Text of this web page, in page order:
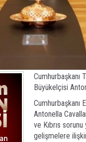
Cumhurbaşkanı
Büyükelçisi
Cumhurbaşkanı
Antonella
ve Kıbrıs
gelişmelere